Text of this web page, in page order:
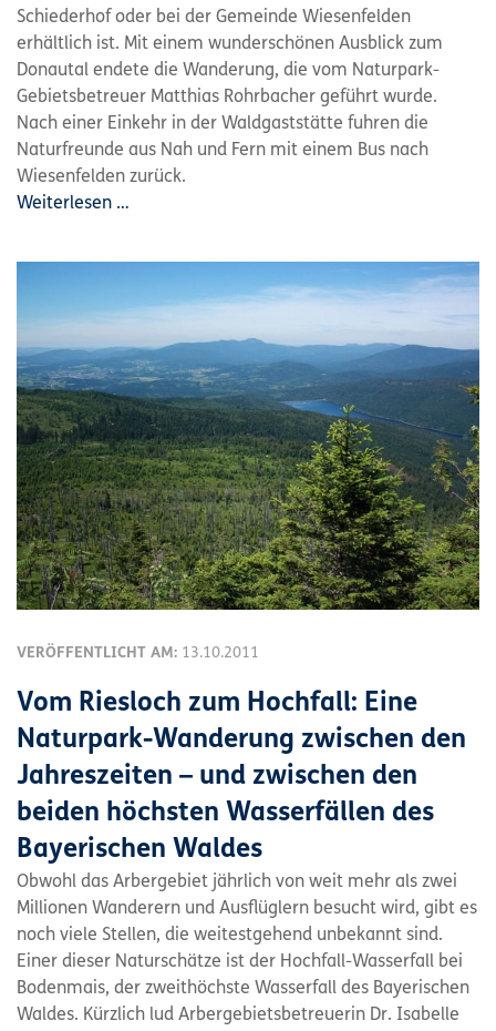
Schiederhof oder bei der Gemeinde Wiesenfelden
erhältlich ist. Mit einem wunderschönen Ausblick zum
Donautal endete die Wanderung, die vom Naturpark-
Gebietsbetreuer Matthias Rohrbacher geführt wurde.
Nach einer Einkehr in der Waldgaststätte fuhren die
Naturfreunde aus Nah und Fern mit einem Bus nach
Wiesenfelden zurück.
Weiterlesen …
VERÖFFENTLICHT AM: 13.10.2011
Vom Riesloch zum Hochfall: Eine
Naturpark-Wanderung zwischen den
Jahreszeiten – und zwischen den
beiden höchsten Wasserfällen des
Bayerischen Waldes
Obwohl das Arbergebiet jährlich von weit mehr als zwei
Millionen Wanderern und Ausflüglern besucht wird, gibt es
noch viele Stellen, die weitestgehend unbekannt sind.
Einer dieser Naturschätze ist der Hochfall-Wasserfall bei
Bodenmais, der zweithöchste Wasserfall des Bayerischen
Waldes. Kürzlich lud Arbergebietsbetreuerin Dr. Isabelle